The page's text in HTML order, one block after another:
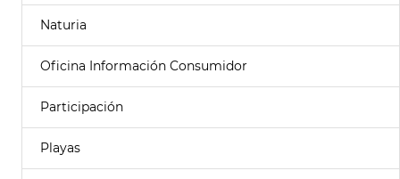
Naturia
Oficina Información Consumidor
Participación
Playas